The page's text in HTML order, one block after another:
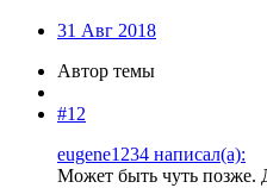
31 Авг 2018
Автор темы
#12
eugene1234 написал(а):
Может быть чуть позже.